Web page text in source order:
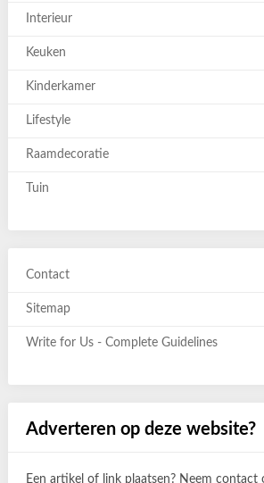
Interieur
Keuken
Kinderkamer
Lifestyle
Raamdecoratie
Tuin
Contact
Sitemap
Write for Us - Complete Guidelines
Adverteren op deze website?
Een artikel of link plaatsen? Neem contact